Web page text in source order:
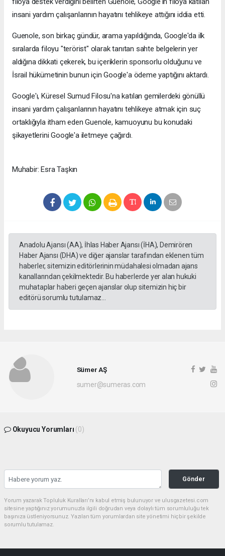
insani yardım çalışanlarının hayatını tehlikeye attığını iddia etti.
Guenole, son birkaç gündür, arama yapıldığında, Google'da ilk
sıralarda filoyu "terörist" olarak tanıtan sahte belgelerin yer
aldığına dikkati çekerek, bu içeriklerin sponsorlu olduğunu ve
İsrail hükümetinin bunun için Google'a ödeme yaptığını aktardı.
Google'ı, Küresel Sumud Filosu'na katılan gemilerdeki gönüllü
insani yardım çalışanlarının hayatını tehlikeye atmak için suç
ortaklığıyla itham eden Guenole, kamuoyunu bu konudaki
şikayetlerini Google'a iletmeye çağırdı.
Muhabir: Esra Taşkın
Anadolu Ajansı (AA), İhlas Haber Ajansı (İHA), Demirören
Haber Ajansı (DHA) ve diğer ajanslar tarafından eklenen tüm
haberler, sitemizin editörlerinin müdahalesi olmadan ajans
kanallarından çekilmektedir. Bu haberlerde yer alan hukuki
muhataplar haberi geçen ajanslar olup sitemizin hiç bir
editörü sorumlu tutulamaz...
Sümer AŞ
sumer@sumeras.com
Okuyucu Yorumları (0)
Gönder
Yorum yazarak Topluluk Kuralları’nı kabul etmiş bulunuyor ve ulusgazetesi.com
sitesine yaptığınız yorumunuzla ilgili doğrudan veya dolaylı tüm sorumluluğu tek
başınıza üstleniyorsunuz. Yazılan tüm yorumlardan site yönetimi hiçbir şekilde
sorumlu tutulamaz.